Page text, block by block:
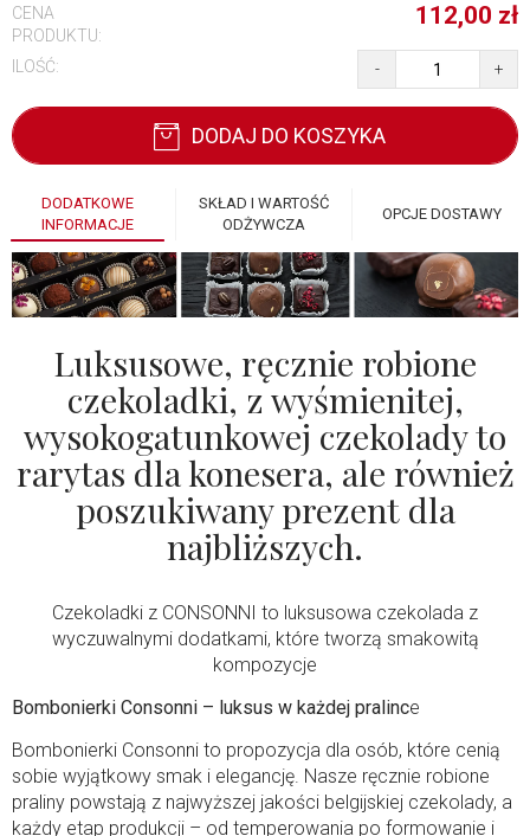
CENA
PRODUKTU:
112,00 zł
ILOŚĆ: - +
DODAJ DO KOSZYKA
DODATKOWE
INFORMACJE
SKŁAD I WARTOŚĆ
ODŻYWCZA
OPCJE DOSTAWY
Luksusowe, ręcznie robione
czekoladki, z wyśmienitej,
wysokogatunkowej czekolady to
rarytas dla konesera, ale również
poszukiwany prezent dla
najbliższych.
Czekoladki z CONSONNI to luksusowa czekolada z
wyczuwalnymi dodatkami, które tworzą smakowitą
kompozycje
Bombonierki Consonni – luksus w każdej pralince
Bombonierki Consonni to propozycja dla osób, które cenią
sobie wyjątkowy smak i elegancję. Nasze ręcznie robione
praliny powstają z najwyższej jakości belgijskiej czekolady, a
każdy etap produkcji – od temperowania po formowanie i